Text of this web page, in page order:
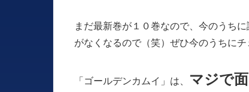
まだ最新巻が１０巻なので、今のうち
がなくなるので（笑）ぜひ今のうちにチ
「ゴールデンカムイ」は、 マジで